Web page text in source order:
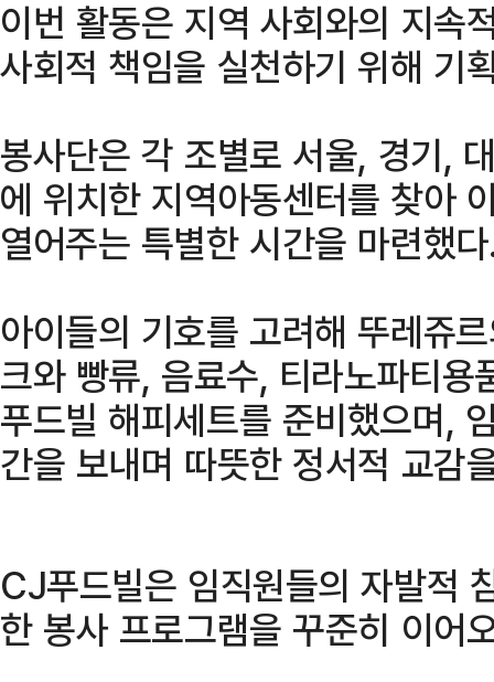
이번 활동은 지역 사회와의 지속
사회적 책임을 실천하기 위해 기
봉사단은 각 조별로 서울, 경기,
에 위치한 지역아동센터를 찾아
열어주는 특별한 시간을 마련했
아이들의 기호를 고려해 뚜레쥬
크와 빵류, 음료수, 티라노파티
푸드빌 해피세트를 준비했으며,
간을 보내며 따뜻한 정서적 교감
CJ푸드빌은 임직원들의 자발적
한 봉사 프로그램을 꾸준히 이어